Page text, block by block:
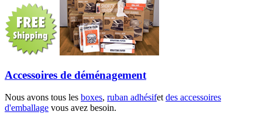
Accessoires de déménagement
Nous avons tous les boxes, ruban adhésifet des accessoires
d'emballage vous avez besoin.